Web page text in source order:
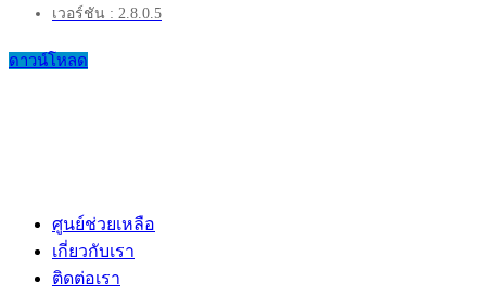
เวอร์ชัน : 2.8.0.5
ดาวน์โหลด
ศูนย์ช่วยเหลือ
เกี่ยวกับเรา
ติดต่อเรา